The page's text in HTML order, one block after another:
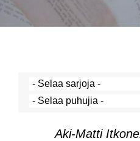
Aki-Matti